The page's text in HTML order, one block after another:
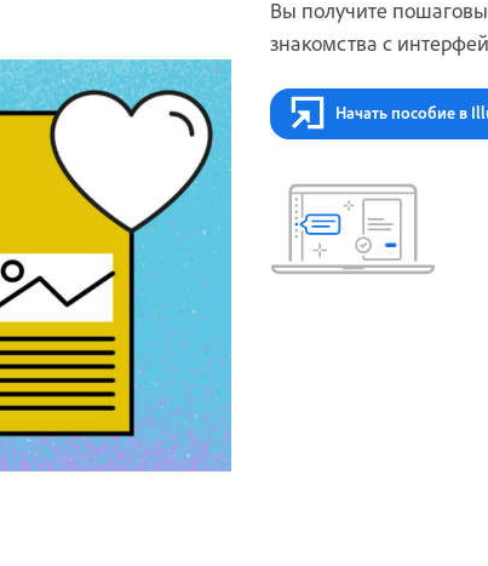
Вы получите
знакомства с
Начать пособие в